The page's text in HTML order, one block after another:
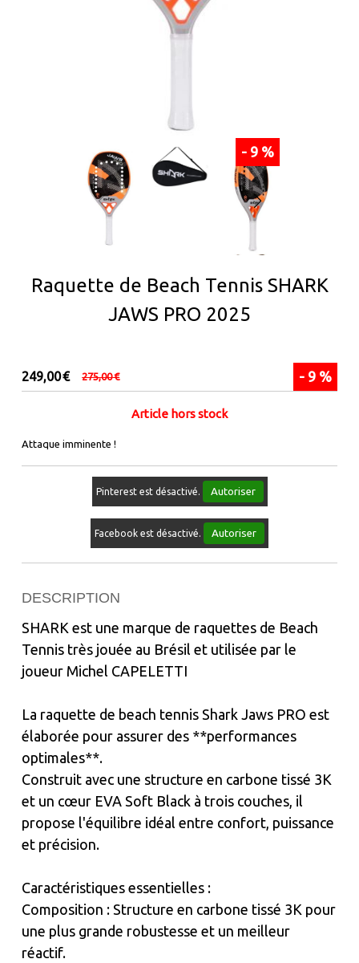
- 9 %
Raquette de Beach Tennis SHARK
JAWS PRO 2025
- 9 %
249,00€ 275,00€
Article hors stock
Attaque imminente !
Pinterest est désactivé. Autoriser
Facebook est désactivé. Autoriser
DESCRIPTION
SHARK est une marque de raquettes de Beach
Tennis très jouée au Brésil et utilisée par le
joueur Michel CAPELETTI
La raquette de beach tennis Shark Jaws PRO est
élaborée pour assurer des **performances
optimales**.
Construit avec une structure en carbone tissé 3K
et un cœur EVA Soft Black à trois couches, il
propose l'équilibre idéal entre confort, puissance
et précision.
Caractéristiques essentielles :
Composition : Structure en carbone tissé 3K pour
une plus grande robustesse et un meilleur
réactif.